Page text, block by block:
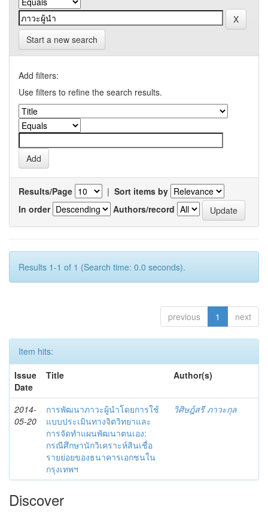
Start a new search
Add filters:
Use filters to refine the search results.
Results/Page | Sort items by
In order
Authors/record
Results 1-1 of 1 (Search time: 0.0 seconds).
previous 1 next
Item hits:
Issue
Date
Title Author(s)
2014-
05-20
การพัฒนาภาวะผู้นำโดยการใช้
แบบประเมินทางจิตวิทยาและ
การจัดทำแผนพัฒนาตนเอง:
กรณีศึกษานักวิเคราะห์สินเชื่อ
รายย่อยของธนาคารเอกชนใน
กรุงเทพฯ
วิศิษฎ์สรี ภาวะกุล
Discover